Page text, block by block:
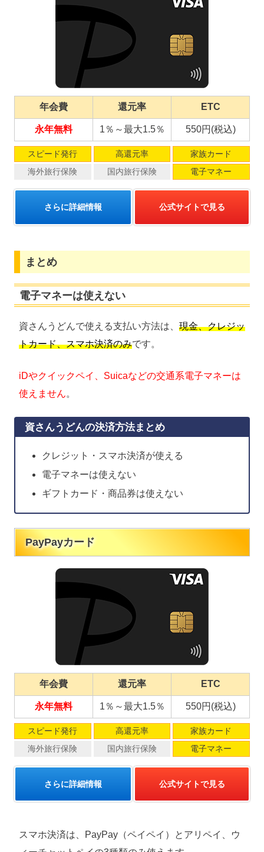
年会費 還元率 ETC
永年無料 1％～最大1.5％ 550円(税込)
スピード発行 高還元率
家族カード
海外旅行保険
国内旅行保険 電子マネー
さらに詳細情報 公式サイトで見る
まとめ
電子マネーは使えない
資さんうどんで使える支払い方法は、 現金、クレジッ
トカード、スマホ決済のみです。
iDやクイックペイ、Suicaなどの交通系電子マネーは
使えません。
資さんうどんの決済方法まとめ
クレジット・スマホ決済が使える
電子マネーは使えない
ギフトカード・商品券は使えない
PayPayカード
年会費 還元率 ETC
永年無料 1％～最大1.5％ 550円(税込)
スピード発行 高還元率
家族カード
海外旅行保険
国内旅行保険 電子マネー
さらに詳細情報 公式サイトで見る
スマホ決済は、PayPay（ペイペイ）とアリペイ、ウ